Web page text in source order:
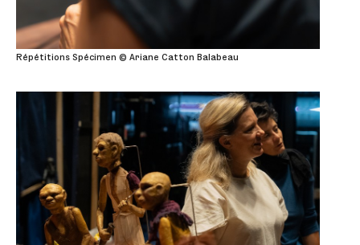
Répétitions Spécimen © Ariane Catton Balabeau